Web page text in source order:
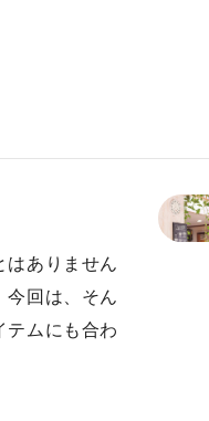
はありません
今回は、そん
テムにも合わ